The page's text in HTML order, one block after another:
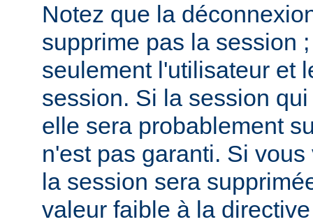
Notez que la
supprime pas la session
seulement l'utilisateur et
session. Si la session
elle sera probablement
n'est pas garanti. Si
la session sera
valeur faible à la